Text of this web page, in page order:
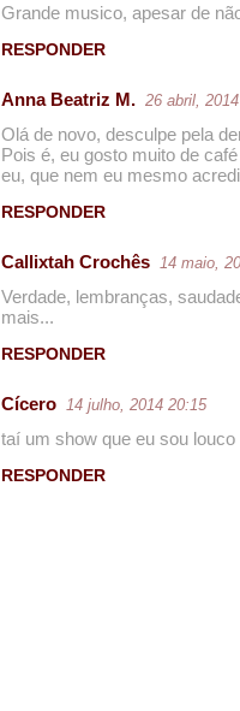
Grande musico, apesar de
RESPONDER
Anna Beatriz M. 26 abril,
Olá de novo, desculpe pela
Pois é, eu gosto muito de
eu, que nem eu mesmo
RESPONDER
Callixtah Crochês 14 maio,
Verdade, lembranças,
mais...
RESPONDER
Cícero 14 julho, 2014 20:15
taí um show que eu sou louco
RESPONDER